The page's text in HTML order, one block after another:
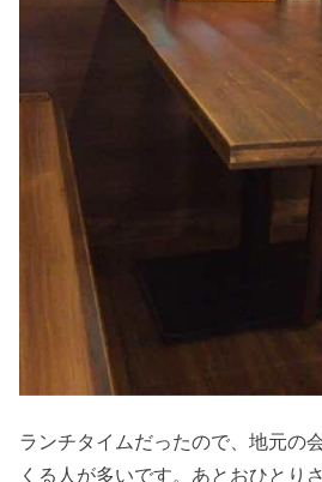
ランチタイムだったので、地元の
くる人が多いです。あとおひとり